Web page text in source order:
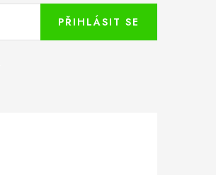
PŘIHLÁSIT SE